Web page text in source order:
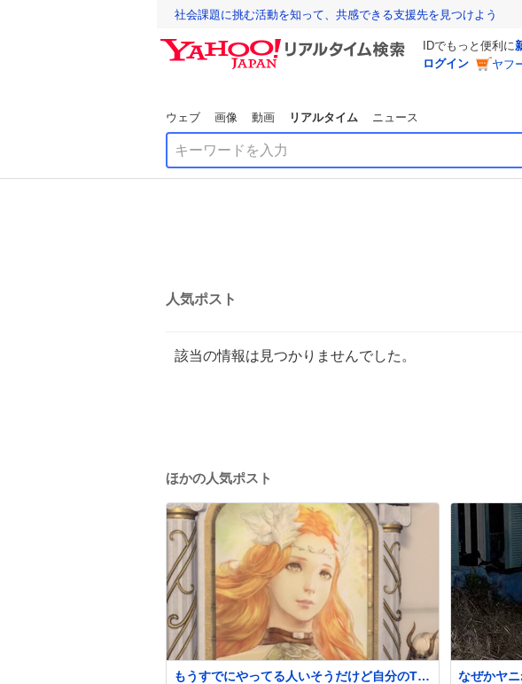
社会課題に挑む活動を知って、共感できる支援先を見つけよう
IDでもっと便利に
ログイン
ヤフ
ウェブ 画像 動画 リアルタイム ニュース
人気ポスト
該当の情報は見つかりませんでした。
ほかの人気ポスト
もうすでにやってる人いそうだけど自分のTL
なぜかヤ